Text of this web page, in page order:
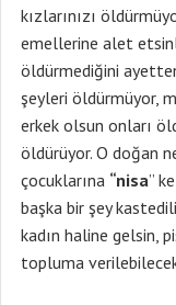
kızlarınızı
emellerine alet
öldürmediğini
şeyleri öldürmüyor,
erkek olsun onları
öldürüyor. O doğan
çocuklarına “nisa”
başka bir şey
kadın haline gelsin,
topluma